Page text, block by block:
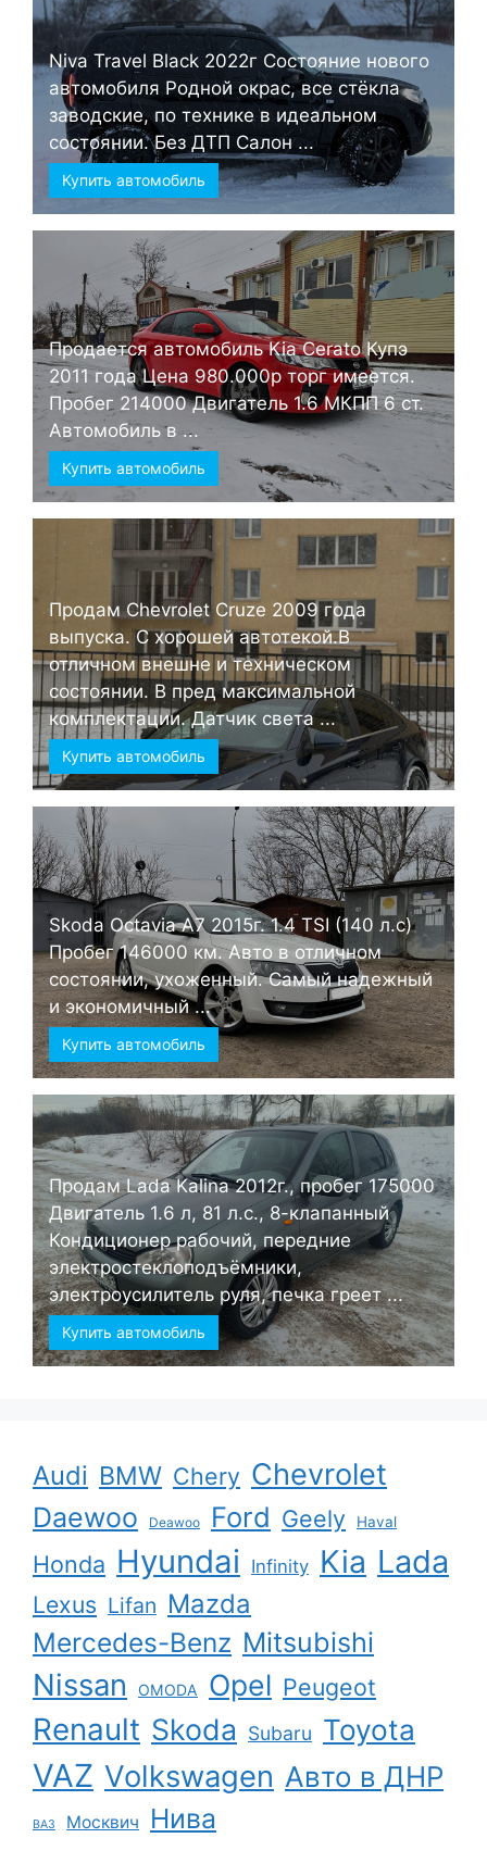
Niva Travel Black 2022г Состояние нового
автомобиля Родной окрас, все стёкла
заводские, по технике в идеальном
состоянии. Без ДТП Салон ...
Купить автомобиль
Продается автомобиль Kia Cerato Купэ
2011 года Цена 980.000р торг имеется.
Пробег 214000 Двигатель 1.6 МКПП 6 ст.
Автомобиль в ...
Купить автомобиль
Продам Chevrolet Cruze 2009 года
выпуска. С хорошей автотекой.В
отличном внешне и техническом
состоянии. В пред максимальной
комплектации. Датчик света ...
Купить автомобиль
Skoda Octavia А7 2015г. 1.4 TSI (140 л.с)
Пробег 146000 км. Авто в отличном
состоянии, ухоженный. Самый надежный
и экономичный ...
Купить автомобиль
Продам Lada Kalina 2012г., пробег 175000
Двигатель 1.6 л, 81 л.с., 8-клапанный
Кондиционер рабочий, передние
электростеклоподъёмники,
электроусилитель руля, печка греет ...
Купить автомобиль
Audi BMW Chery Chevrolet
Daewoo Deawoo Ford Geely Haval
Honda Hyundai Infinity Kia Lada
Lexus Lifan Mazda
Mercedes-Benz Mitsubishi
Nissan OMODA Opel Peugeot
Renault Skoda Subaru Toyota
VAZ Volkswagen Авто в ДНР
ВАЗ Москвич Нива